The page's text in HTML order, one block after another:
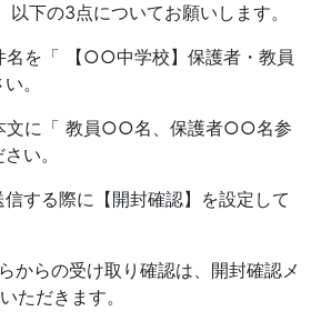
の3点についてお願いします。
○○中学校】保護者・教員
。
員○○名、保護者○○名参
い。
【開封確認】を設定して
け取り確認は、開封確認メ
ただきます。